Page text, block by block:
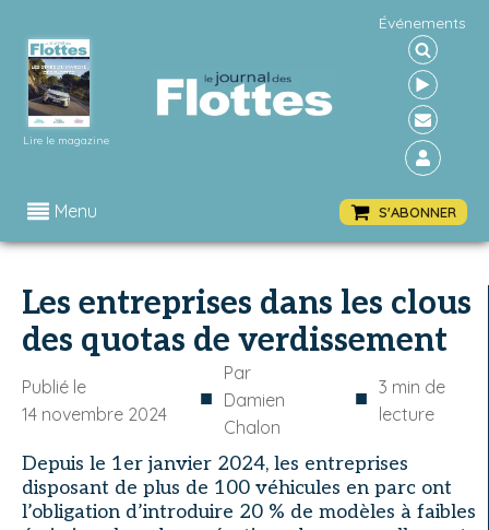
Lire le magazine
Événements
Menu S'ABONNER
Les entreprises dans les clous
des quotas de verdissement
Publié le
14 novembre 2024
■
Par
Damien
Chalon
■ 3 min de
lecture
Depuis le 1er janvier 2024, les entreprises
disposant de plus de 100 véhicules en parc ont
l’obligation d’introduire 20 % de modèles à faibles